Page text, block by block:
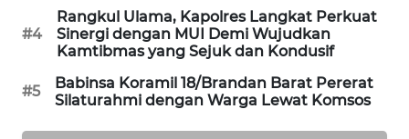
#4
Rangkul Ulama, Kapolres Langkat Perkuat
Sinergi dengan MUI Demi Wujudkan
Kamtibmas yang Sejuk dan Kondusif
#5
Babinsa Koramil 18/Brandan Barat Pererat
Silaturahmi dengan Warga Lewat Komsos
NEWS
SIBARAGAS
NEWS